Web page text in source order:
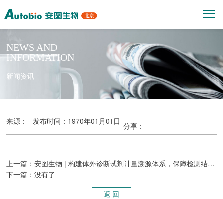
NEWS AND
INFORMATION
新闻资讯
来源： 发布时间：1970年01月01日 分享：
上一篇：安图生物 | 构建体外诊断试剂计量溯源体系，保障检测结果准确可靠
下一篇：没有了
返 回